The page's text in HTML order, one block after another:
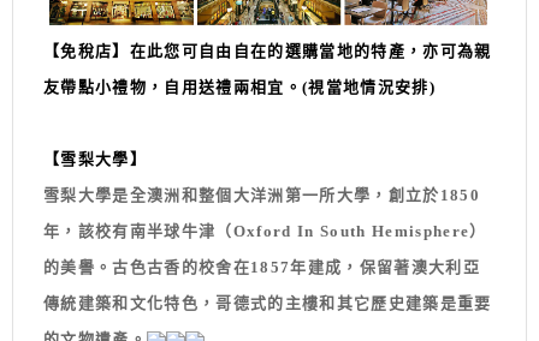
【免稅店】 在此您可自由自在的選購當地的特產，亦可為親
友帶點小禮物，自用送禮兩相宜。(視當地情況安排)
【雪梨大學】
雪梨大學是全澳洲和整個大洋洲第一所大學，創立於1850
年，該校有南半球牛津（Oxford In South Hemisphere）
的美譽。古色古香的校舍在1857年建成，保留著澳大利亞
傳統建築和文化特色，哥德式的主樓和其它歷史建築是重要